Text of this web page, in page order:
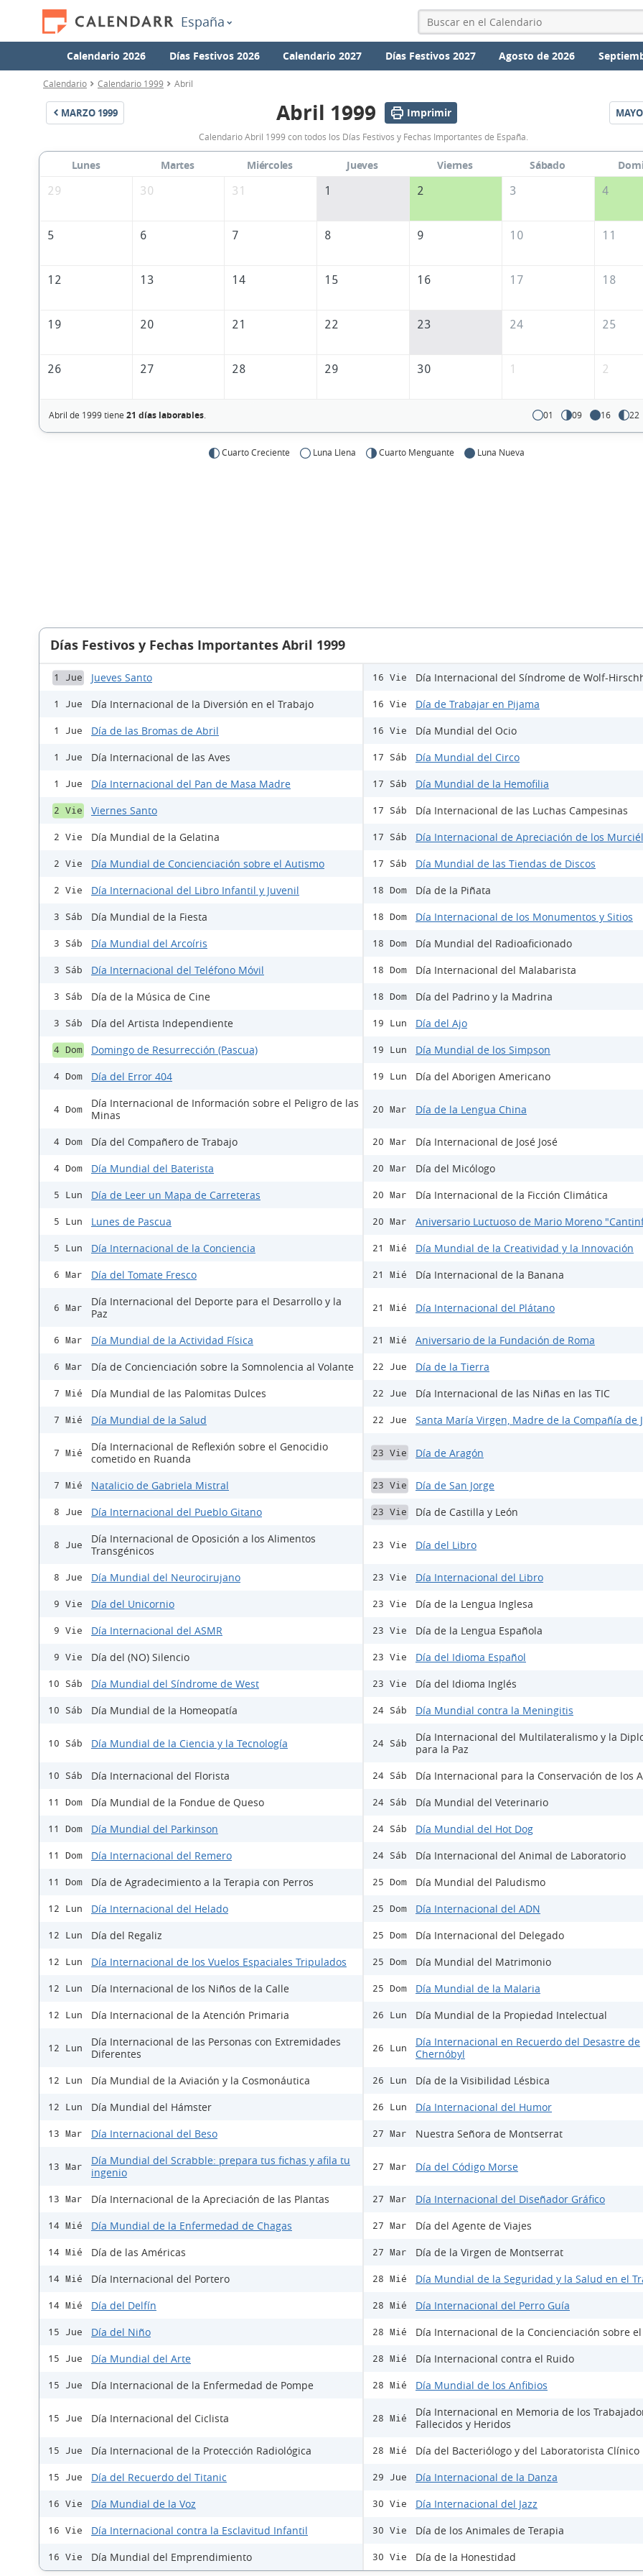
España
Calendario 2026 Días Festivos 2026 Calendario 2027 Días Festivos 2027 Agosto de 2026
Calendario Calendario 1999 Abril
MARZO 1999
Calendario
Abril
1999
España
Abril 1999 Imprimir MAYO
Calendario Abril 1999 con todos los Días Festivos y Fechas Importantes de España.
Lunes Martes Miércoles Jueves Viernes Sábado
29
30 31 1 2 3 4
5 6 7 8 9 10 11
12 13 14 15 16 17 18
19 20 21 22 23 24 25
26 27 28 29 30 1 2
Abril de 1999 tiene 21 días laborables. 01 09 16 22
Cuarto Creciente Luna Llena Cuarto Menguante Luna Nueva
Días Festivos y Fechas Importantes Abril 1999
1 Jue Jueves Santo
1 Jue Día Internacional de la Diversión en el Trabajo
1 Jue Día de las Bromas de Abril
1 Jue Día Internacional de las Aves
1 Jue Día Internacional del Pan de Masa Madre
2 Vie Viernes Santo
2 Vie Día Mundial de la Gelatina
2 Vie Día Mundial de Concienciación sobre el Autismo
2 Vie Día Internacional del Libro Infantil y Juvenil
3 Sáb Día Mundial de la Fiesta
3 Sáb Día Mundial del Arcoíris
3 Sáb Día Internacional del Teléfono Móvil
3 Sáb Día de la Música de Cine
3 Sáb Día del Artista Independiente
4 Dom Domingo de Resurrección (Pascua)
4 Dom Día del Error 404
4 Dom
Día Internacional de Información sobre el Peligro de las
Minas
4 Dom Día del Compañero de Trabajo
4 Dom Día Mundial del Baterista
5 Lun Día de Leer un Mapa de Carreteras
5 Lun Lunes de Pascua
5 Lun Día Internacional de la Conciencia
6 Mar Día del Tomate Fresco
6 Mar
Día Internacional del Deporte para el Desarrollo y la
Paz
6 Mar Día Mundial de la Actividad Física
6 Mar Día de Concienciación sobre la Somnolencia al Volante
7 Mié Día Mundial de las Palomitas Dulces
7 Mié Día Mundial de la Salud
7 Mié
Día Internacional de Reflexión sobre el Genocidio
cometido en Ruanda
7 Mié Natalicio de Gabriela Mistral
8 Jue Día Internacional del Pueblo Gitano
8 Jue
Día Internacional de Oposición a los Alimentos
Transgénicos
8 Jue Día Mundial del Neurocirujano
9 Vie Día del Unicornio
9 Vie Día Internacional del ASMR
9 Vie Día del (NO) Silencio
10 Sáb Día Mundial del Síndrome de West
10 Sáb Día Mundial de la Homeopatía
10 Sáb Día Mundial de la Ciencia y la Tecnología
10 Sáb Día Internacional del Florista
11 Dom Día Mundial de la Fondue de Queso
11 Dom Día Mundial del Parkinson
11 Dom Día Internacional del Remero
11 Dom Día de Agradecimiento a la Terapia con Perros
12 Lun Día Internacional del Helado
12 Lun Día del Regaliz
12 Lun Día Internacional de los Vuelos Espaciales Tripulados
12 Lun Día Internacional de los Niños de la Calle
12 Lun Día Internacional de la Atención Primaria
12 Lun
Día Internacional de las Personas con Extremidades
Diferentes
12 Lun Día Mundial de la Aviación y la Cosmonáutica
12 Lun Día Mundial del Hámster
13 Mar Día Internacional del Beso
13 Mar
Día Mundial del Scrabble: prepara tus fichas y afila tu
ingenio
13 Mar Día Internacional de la Apreciación de las Plantas
14 Mié Día Mundial de la Enfermedad de Chagas
14 Mié Día de las Américas
14 Mié Día Internacional del Portero
14 Mié Día del Delfín
15 Jue Día del Niño
15 Jue Día Mundial del Arte
15 Jue Día Internacional de la Enfermedad de Pompe
15 Jue Día Internacional del Ciclista
15 Jue Día Internacional de la Protección Radiológica
15 Jue Día del Recuerdo del Titanic
16 Vie Día Mundial de la Voz
16 Vie Día Internacional contra la Esclavitud Infantil
16 Vie Día Mundial del Emprendimiento
16 Vie Día Internacional del Síndrome de Wolf-
16 Vie Día de Trabajar en Pijama
16 Vie Día Mundial del Ocio
17 Sáb Día Mundial del Circo
17 Sáb Día Mundial de la Hemofilia
17 Sáb Día Internacional de las Luchas Campesinas
17 Sáb Día Internacional de Apreciación de los
17 Sáb Día Mundial de las Tiendas de Discos
18 Dom Día de la Piñata
18 Dom Día Internacional de los Monumentos y Sitios
18 Dom Día Mundial del Radioaficionado
18 Dom Día Internacional del Malabarista
18 Dom Día del Padrino y la Madrina
19 Lun Día del Ajo
19 Lun Día Mundial de los Simpson
19 Lun Día del Aborigen Americano
20 Mar Día de la Lengua China
20 Mar Día Internacional de José José
20 Mar Día del Micólogo
20 Mar Día Internacional de la Ficción Climática
20 Mar Aniversario Luctuoso de Mario Moreno
21 Mié Día Mundial de la Creatividad y la Innovación
21 Mié Día Internacional de la Banana
21 Mié Día Internacional del Plátano
21 Mié Aniversario de la Fundación de Roma
22 Jue Día de la Tierra
22 Jue Día Internacional de las Niñas en las TIC
22 Jue Santa María Virgen, Madre de la Compañía de
23 Vie Día de Aragón
23 Vie Día de San Jorge
23 Vie Día de Castilla y León
23 Vie Día del Libro
23 Vie Día Internacional del Libro
23 Vie Día de la Lengua Inglesa
23 Vie Día de la Lengua Española
23 Vie Día del Idioma Español
23 Vie Día del Idioma Inglés
24 Sáb Día Mundial contra la Meningitis
24 Sáb
Día Internacional del Multilateralismo y la
para la Paz
24 Sáb Día Internacional para la Conservación de los
24 Sáb Día Mundial del Veterinario
24 Sáb Día Mundial del Hot Dog
24 Sáb Día Internacional del Animal de Laboratorio
25 Dom Día Mundial del Paludismo
25 Dom Día Internacional del ADN
25 Dom Día Internacional del Delegado
25 Dom Día Mundial del Matrimonio
25 Dom Día Mundial de la Malaria
26 Lun Día Mundial de la Propiedad Intelectual
26 Lun
Día Internacional en Recuerdo del Desastre de
Chernóbyl
26 Lun Día de la Visibilidad Lésbica
26 Lun Día Internacional del Humor
27 Mar Nuestra Señora de Montserrat
27 Mar Día del Código Morse
27 Mar Día Internacional del Diseñador Gráfico
27 Mar Día del Agente de Viajes
27 Mar Día de la Virgen de Montserrat
28 Mié Día Mundial de la Seguridad y la Salud en el
28 Mié Día Internacional del Perro Guía
28 Mié Día Internacional de la Concienciación sobre
28 Mié Día Internacional contra el Ruido
28 Mié Día Mundial de los Anfibios
28 Mié
Día Internacional en Memoria de los
Fallecidos y Heridos
28 Mié Día del Bacteriólogo y del Laboratorista Clínico
29 Jue Día Internacional de la Danza
30 Vie Día Internacional del Jazz
30 Vie Día de los Animales de Terapia
30 Vie Día de la Honestidad